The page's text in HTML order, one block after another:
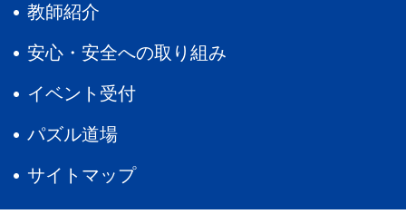
教師紹介
安心・安全への取り組み
イベント受付
パズル道場
サイトマップ